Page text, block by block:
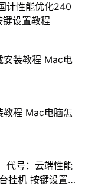
计性能优化240
设置教程
安装教程 Mac电
教程 Mac电脑怎
代号：云端性能
挂机 按键设置